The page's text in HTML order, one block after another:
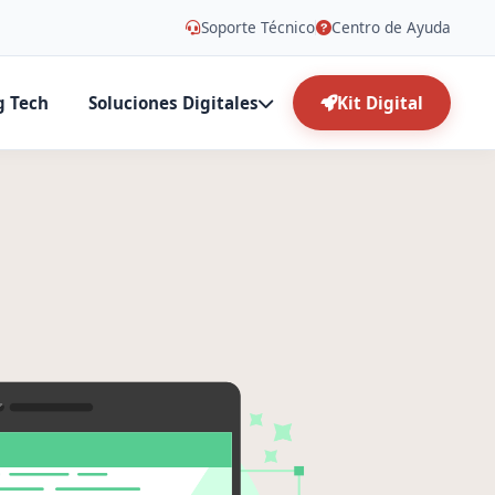
Soporte Técnico Centro de Ayuda
Tech Soluciones Digitales Kit Digital